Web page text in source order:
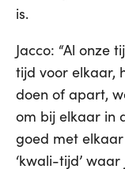
is.
Jacco: “Al onze
tijd voor elkaar,
doen of apart,
om bij elkaar in
goed met
‘kwali-tijd’